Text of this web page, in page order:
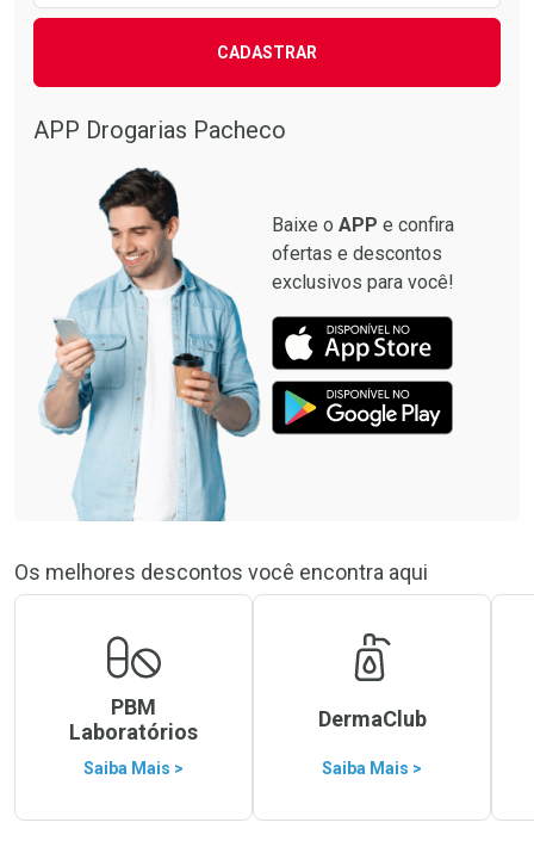
CADASTRAR
APP Drogarias Pacheco
Baixe o APP e confira
ofertas e descontos
exclusivos para você!
Os melhores descontos você encontra aqui
PBM
Laboratórios
Saiba Mais >
DermaClub
Saiba Mais >